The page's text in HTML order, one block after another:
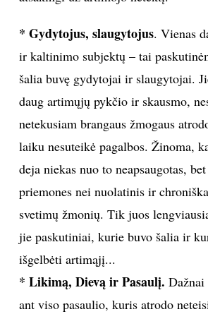
* Gydytojus, slaugytojus. Vienas
ir kaltinimo subjektų – tai
šalia buvę gydytojai ir slaugytojai.
daug artimųjų pykčio ir skausmo,
netekusiam brangaus žmogaus
laiku nesuteikė pagalbos. Žinoma,
deja niekas nuo to neapsaugotas,
priemones nei nuolatinis ir
svetimų žmonių. Tik juos
jie paskutiniai, kurie buvo šalia ir
išgelbėti artimąjį...
* Likimą, Dievą ir Pasaulį.
ant viso pasaulio, kuris atrodo